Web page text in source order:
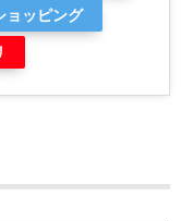
ョッピング